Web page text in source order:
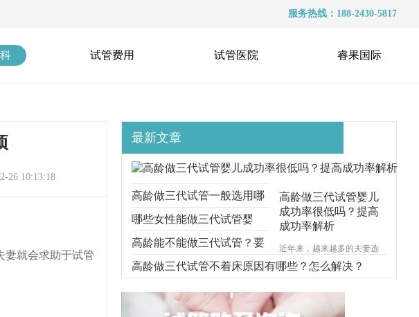
服务热线：188-2430-5817
试管费用 试管医院 睿果国际
26 10:13:18
妻就会求助于试管
最新文章
高龄做三代试管婴儿
成功率很低吗？提高
成功率解析
近年来，越来越多的夫妻选
择通过试管婴儿技术来实现
生育梦想，但是许多人对于
疑虑和担忧。那么高龄女性
做试管是不是很低？让我们
高龄做三代试管一般选用哪
种方案？看看这些
哪些女性能做三代试管婴
儿？高龄还能做三代试管
吗？
高龄能不能做三代试管？要
满足这些
高龄做三代试管不着床原因有哪些？怎么解决？